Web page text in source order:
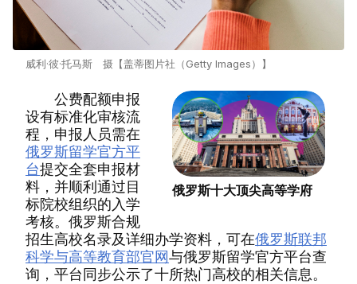
威利·彼·托马斯 摄【盖蒂图片社（Getty Images）】
俄罗斯十大顶尖高等学府
公费配额申报
设有标准化审核流
程，申报人员需在
俄罗斯留学官方平
台提交全套申报材
料，并顺利通过目
标院校组织的入学
考核。俄罗斯合规
招生高校名录及详细办学资料，可在俄罗斯联邦
科学与高等教育部官网与俄罗斯留学官方平台查
询，平台同步公示了十所热门高校的相关信息。